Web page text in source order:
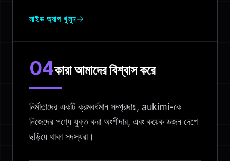
লাইভ অ্যাপ খুলুন
04কারা আমাদের বিশ্বাস করে
নির্মাতাদের একটি ক্রমবর্ধমান সম্প্রদায়, aukimi-কে
নিজেদের পণ্যে যুক্ত করা অংশীদার, এবং কয়েক ডজন দেশে
ছড়িয়ে থাকা সদস্যরা।